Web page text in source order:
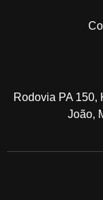
Rodovia PA 150,
João,